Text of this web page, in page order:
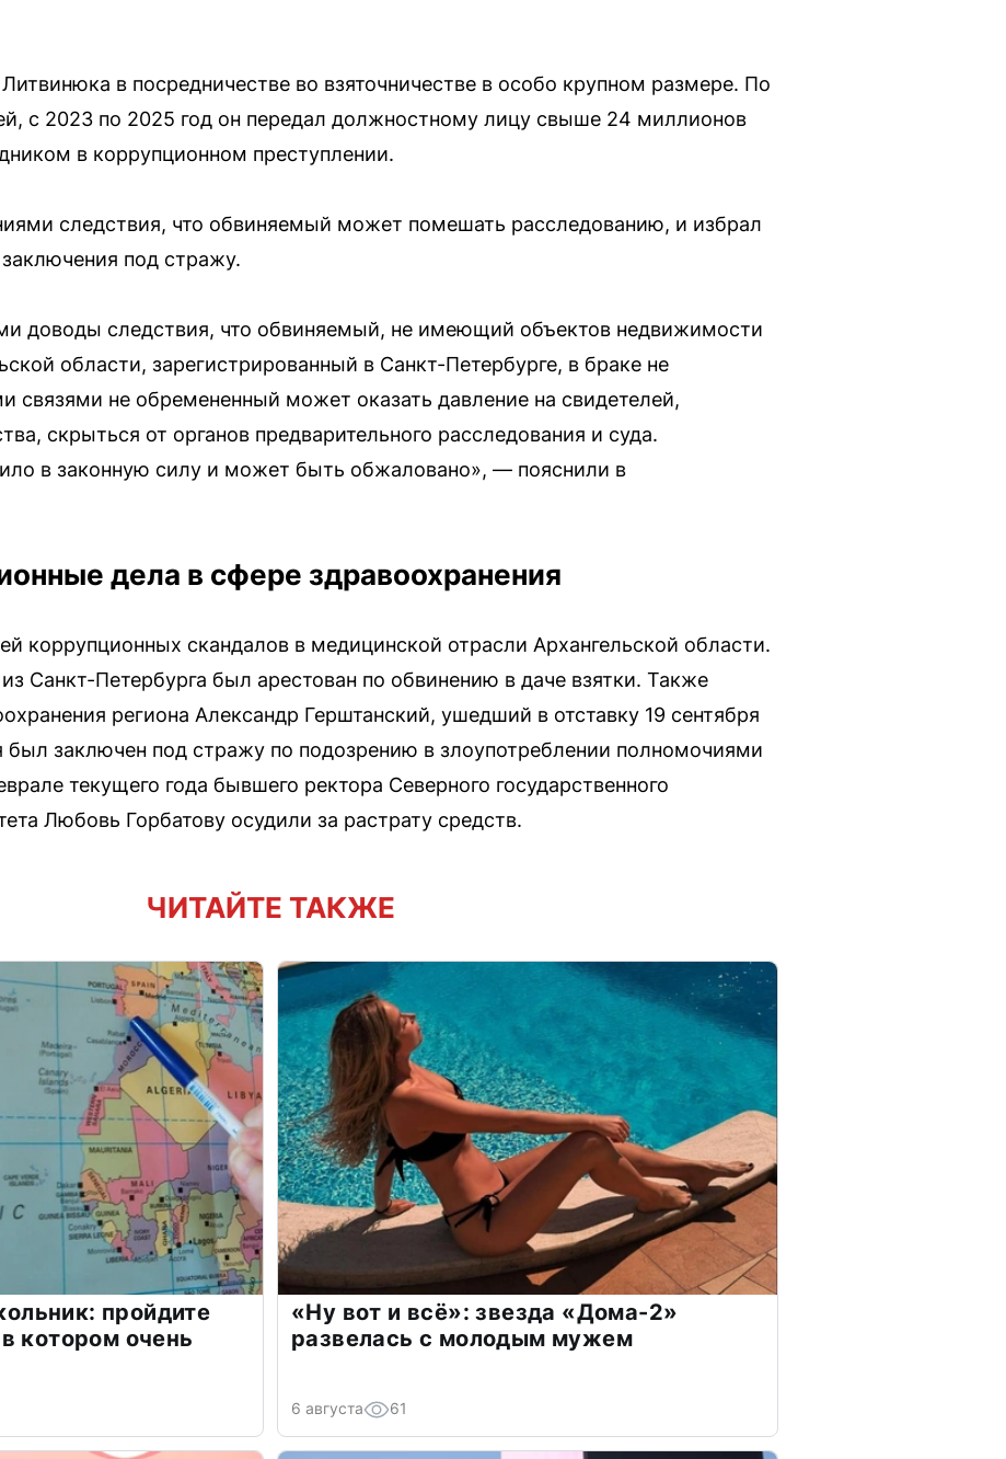
в посредничестве во взяточничестве в особо крупном размере. По
с 2023 по 2025 год он передал должностному лицу свыше 24 миллионов
в коррупционном преступлении.
следствия, что обвиняемый может помешать расследованию, и избрал
под стражу.
доводы следствия, что обвиняемый, не имеющий объектов недвижимости
области, зарегистрированный в Санкт-Петербурге, в браке не
связями не обремененный может оказать давление на свидетелей,
скрыться от органов предварительного расследования и суда.
в законную силу и может быть обжаловано», — пояснили в
дела в сфере здравоохранения
коррупционных скандалов в медицинской отрасли Архангельской области.
Санкт-Петербурга был арестован по обвинению в даче взятки. Также
региона Александр Герштанский, ушедший в отставку 19 сентября
был заключен под стражу по подозрению в злоупотреблении полномочиями
текущего года бывшего ректора Северного государственного
Любовь Горбатову осудили за растрату средств.
ЧИТАЙТЕ ТАКЖЕ
пройдите
котором очень
«Ну вот и всё»: звезда «Дома-2»
развелась с молодым мужем
6 августа 61